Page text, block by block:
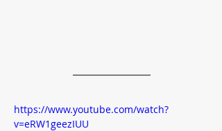
https://www.youtube.com/watch?
v=eRW1geezIUU